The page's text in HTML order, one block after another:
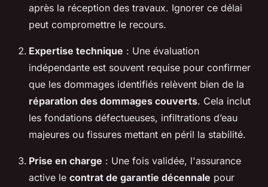
après la réception des travaux. Ignorer ce délai
peut compromettre le recours.
Expertise technique : Une évaluation
indépendante est souvent requise pour confirmer
que les dommages identifiés relèvent bien de la
réparation des dommages couverts. Cela inclut
les fondations défectueuses, infiltrations d’eau
majeures ou fissures mettant en péril la stabilité.
Prise en charge : Une fois validée, l'assurance
active le contrat de garantie décennale pour